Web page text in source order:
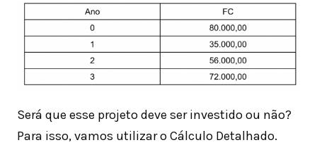
Será que esse projeto deve ser investido ou não?
Para isso, vamos utilizar o Cálculo Detalhado.